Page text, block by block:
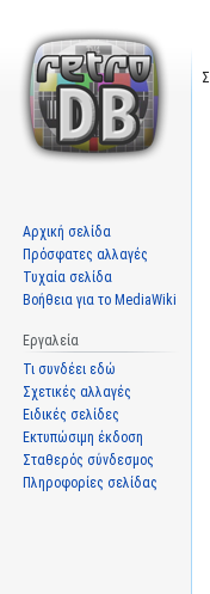
Αρχική σελίδα
Πρόσφατες αλλαγές
Τυχαία σελίδα
Βοήθεια για το MediaWiki
Εργαλεία
Τι συνδέει εδώ
Σχετικές αλλαγές
Ειδικές σελίδες
Εκτυπώσιμη έκδοση
Σταθερός σύνδεσμος
Πληροφορίες σελίδας